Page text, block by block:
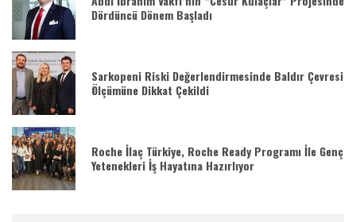
Dördüncü Dönem Başladı
Sarkopeni Riski Değerlendirmesinde Baldır Çevresi
Ölçümüne Dikkat Çekildi
Roche İlaç Türkiye, Roche Ready Programı İle Genç
Yetenekleri İş Hayatına Hazırlıyor